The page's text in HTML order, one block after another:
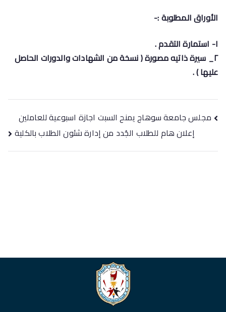
الأوراق المطلوبة :-
١- استمارة التقدم .
٢_ سيرة ذاتيه مصورة ( نسخة من الشهادات والدورات الحاصل
عليها ) .
مجلس جامعة سوهاج يمنح السبت اجازة اسبوعية للعاملين
إعلان هام للطلاب الجُدد من إدارة شئون الطلاب بالكلية